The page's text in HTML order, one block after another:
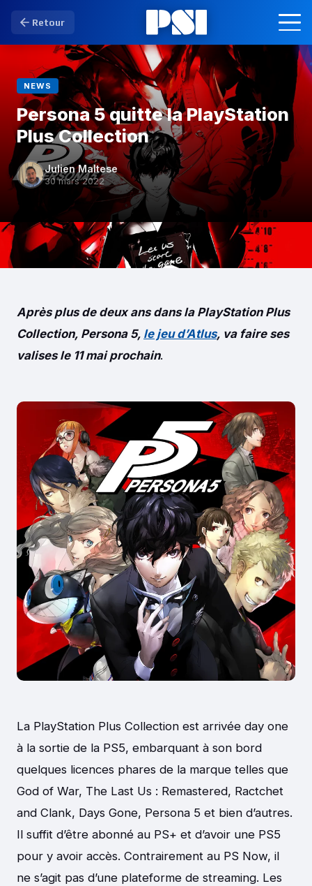
Retour
NEWS
Persona 5 quitte la PlayStation
Plus Collection
Julien Maltese
30 mars 2022
Après plus de deux ans dans la PlayStation Plus
Collection, Persona 5, le jeu d’Atlus, va faire ses
valises le 11 mai prochain.
La PlayStation Plus Collection est arrivée day one
à la sortie de la PS5, embarquant à son bord
quelques licences phares de la marque telles que
God of War, The Last Us : Remastered, Ractchet
and Clank, Days Gone, Persona 5 et bien d’autres.
Il suffit d’être abonné au PS+ et d’avoir une PS5
pour y avoir accès. Contrairement au PS Now, il
ne s’agit pas d’une plateforme de streaming. Les